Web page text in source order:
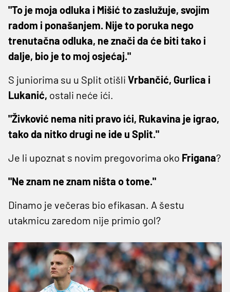
"To je moja odluka i Mišić to zaslužuje, svojim
radom i ponašanjem. Nije to poruka nego
trenutačna odluka, ne znači da će biti tako i
dalje, bio je to moj osjećaj."
S juniorima su u Split otišli Vrbančić, Gurlica i
Lukanić, ostali neće ići.
"Živković nema niti pravo ići, Rukavina je igrao,
tako da nitko drugi ne ide u Split."
Je li upoznat s novim pregovorima oko Frigana?
"Ne znam ne znam ništa o tome."
Dinamo je večeras bio efikasan. A šestu
utakmicu zaredom nije primio gol?